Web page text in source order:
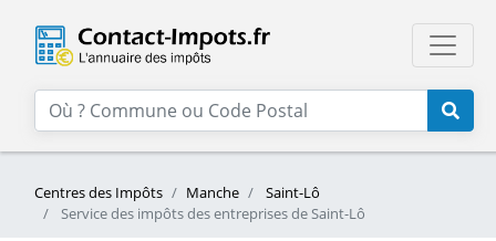
Centres des Impôts Manche
Saint-Lô
Service des impôts des entreprises de Saint-Lô